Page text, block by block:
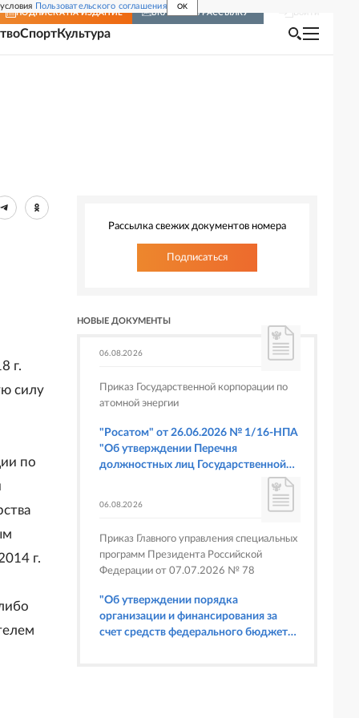
Пользовательского соглашения OK
ПОДПИСКА НА ИЗДАНИЕ ВКЛЮЧИТЬ РАССЫЛКУ
СпортКультура
г.
силу
по
г.
Рассылка свежих документов номера
Подписаться
НОВЫЕ ДОКУМЕНТЫ
06.08.2026
Приказ Государственной корпорации по
атомной энергии
"Росатом" от 26.06.2026 № 1/16-НПА
"Об утверждении Перечня
должностных лиц Государственной
корпорации по атомной энергии
предусмотренных статьями 6.3, 8.1,
9.4, 9.5 и 9.5.1, частью 3 статьи 9.16,
статьей 14.44, частью 1 статьи 19.4,
статьей 19.4.1, частями 6 и 15 статьи
19.5, статьями 19.6 и 19.7, частью 1
статьи 19.26, статьей 19.33, частями 1,
2, 2.1, 6 и 6.1 статьи 20.4 Кодекса
06.08.2026
Приказ Главного управления специальных
программ Президента Российской
Федерации от 07.07.2026 № 78
"Об утверждении порядка
организации и финансирования за
счет средств федерального бюджета